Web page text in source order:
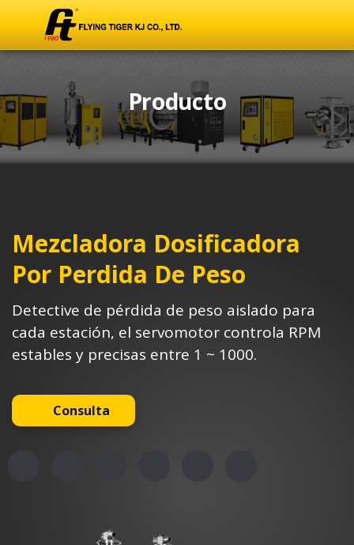
Producto
Mezcladora Dosificadora
Por Perdida De Peso
Detective de pérdida de peso aislado para
cada estación, el servomotor controla RPM
estables y precisas entre 1 ~ 1000.
Consulta